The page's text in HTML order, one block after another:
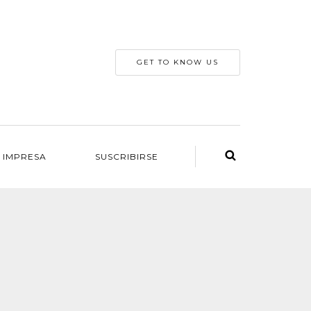
GET TO KNOW US
SUSCRIBIRSE